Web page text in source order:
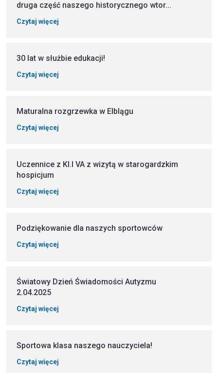
druga część naszego historycznego wtor...
Czytaj więcej
30 lat w służbie edukacji!
Czytaj więcej
Maturalna rozgrzewka w Elblągu
Czytaj więcej
Uczennice z Kl.I VA z wizytą w starogardzkim
hospicjum
Czytaj więcej
Podziękowanie dla naszych sportowców
Czytaj więcej
Światowy Dzień Świadomości Autyzmu
2.04.2025
Czytaj więcej
Sportowa klasa naszego nauczyciela!
Czytaj więcej